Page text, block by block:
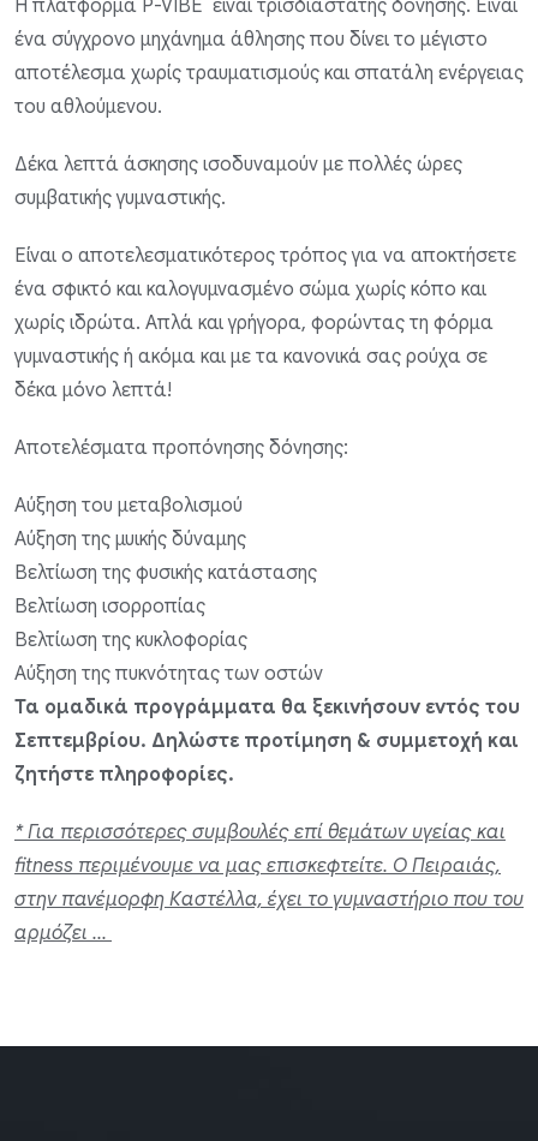
Η πλατφόρμα P-VIBE είναι τρισδιάστατης δόνησης. Είναι
ένα σύγχρονο μηχάνημα άθλησης που δίνει το μέγιστο
αποτέλεσμα χωρίς τραυματισμούς και σπατάλη ενέργειας
του αθλούμενου.
Δέκα λεπτά άσκησης ισοδυναμούν με πολλές ώρες
συμβατικής γυμναστικής.
Είναι ο αποτελεσματικότερος τρόπος για να αποκτήσετε
ένα σφικτό και καλογυμνασμένο σώμα χωρίς κόπο και
χωρίς ιδρώτα. Απλά και γρήγορα, φορώντας τη φόρμα
γυμναστικής ή ακόμα και με τα κανονικά σας ρούχα σε
δέκα μόνο λεπτά!
Αποτελέσματα προπόνησης δόνησης:
Αύξηση του μεταβολισμού
Αύξηση της μυικής δύναμης
Βελτίωση της φυσικής κατάστασης
Βελτίωση ισορροπίας
Βελτίωση της κυκλοφορίας
Αύξηση της πυκνότητας των οστών
Τα ομαδικά προγράμματα θα ξεκινήσουν εντός του
Σεπτεμβρίου. Δηλώστε προτίμηση & συμμετοχή και
ζητήστε πληροφορίες.
* Για περισσότερες συμβουλές επί θεμάτων υγείας και
fitness περιμένουμε να μας επισκεφτείτε. Ο Πειραιάς,
στην πανέμορφη Καστέλλα, έχει το γυμναστήριο που του
αρμόζει ...